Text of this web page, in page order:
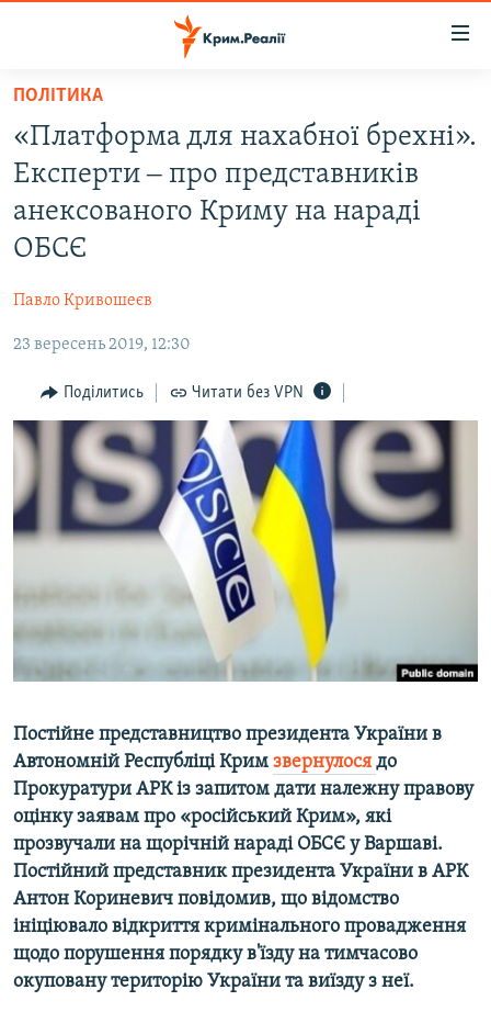
Перейти
основного
матеріалу
до
основної
Перейти
до
ВОДА.КРИМ
ВІДЕО ТА ФОТО
ПОЛІТИКА
ПОГЛЯД
ІНТЕРВ'Ю
ВСЕ ЗА ДЕНЬ
СПЕЦПРОЕКТИ
ДЕПОРТАЦІЯ
ВІДЕОУРОКИ «ELIFBE»
СВІДЧЕННЯ ОКУПАЦІЇ
УКРАЇНСЬКА ПРОБЛЕМА КРИМУ
ІНФОГРАФІКА
ЯК ОБІЙТИ БЛОКУВАННЯ
Русский
ДОЛУЧАЙСЯ!
Усі сайти RFE/RL
ПОЛІТИКА
«Платформа для нахабної брехні».
Експерти ‒ про представників
анексованого Криму на нараді
ОБСЄ
Павло Кривошеєв
23 вересень 2019, 12:30
Поділитись Читати без VPN
Постійне представництво президента України в
Автономній Республіці Крим звернулося до
Прокуратури АРК із запитом дати належну правову
оцінку заявам про «російський Крим», які
прозвучали на щорічній нараді ОБСЄ у Варшаві.
Постійний представник президента України в АРК
Антон Кориневич повідомив, що відомство
ініціювало відкриття кримінального провадження
щодо порушення порядку в'їзду на тимчасово
окуповану територію України та виїзду з неї.